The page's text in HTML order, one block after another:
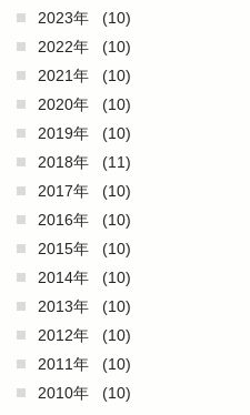
2023年
(10)
2022年
(10)
2021年
(10)
2020年
(10)
2019年
(10)
2018年
(11)
2017年
(10)
2016年
(10)
2015年
(10)
2014年
(10)
2013年
(10)
2012年
(10)
2011年
(10)
2010年
(10)